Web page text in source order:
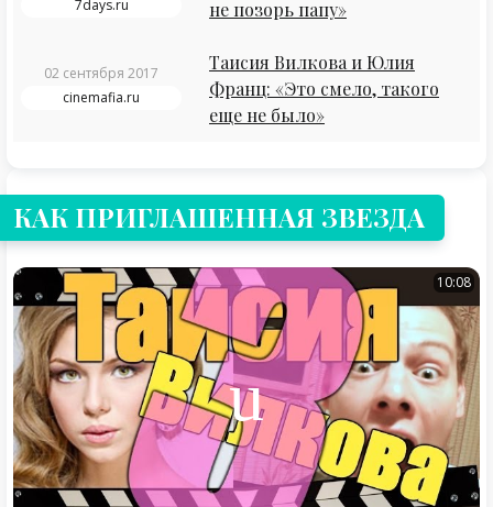
7days.ru не позорь папу»
02 сентября 2017
cinemafia.ru
Таисия Вилкова и Юлия
Франц: «Это смело, такого
еще не было»
КАК ПРИГЛАШЕННАЯ ЗВЕЗДА
10:08